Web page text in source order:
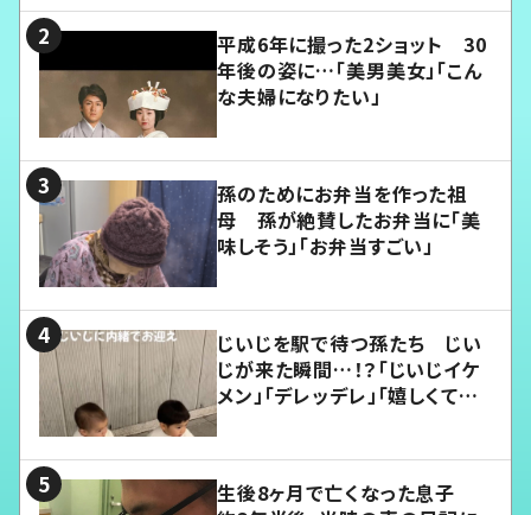
平成6年に撮った2ショット 30
年後の姿に…「美男美女」「こん
な夫婦になりたい」
孫のためにお弁当を作った祖
母 孫が絶賛したお弁当に「美
味しそう」「お弁当すごい」
じいじを駅で待つ孫たち じい
じが来た瞬間…！？「じいじイケ
メン」「デレッデレ」「嬉しくて可
生後8ヶ月で亡くなった息子